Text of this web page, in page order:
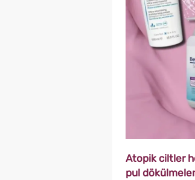
Atopik ciltler
pul